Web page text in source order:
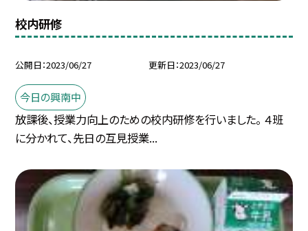
校内研修
公開日 2023/06/27 更新日 2023/06/27
今日の興南中
放課後、授業力向上のための校内研修を行いました。 ４班
に分かれて、先日の互見授業...